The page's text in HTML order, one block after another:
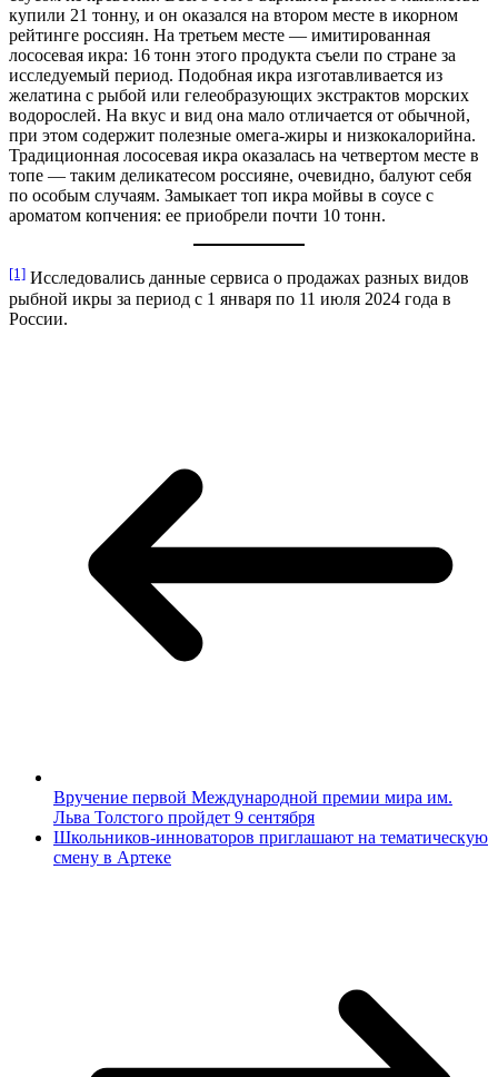
купили 21 тонну, и он оказался на втором месте в икорном
рейтинге россиян. На третьем месте — имитированная
лососевая икра: 16 тонн этого продукта съели по стране за
исследуемый период. Подобная икра изготавливается из
желатина с рыбой или гелеобразующих экстрактов морских
водорослей. На вкус и вид она мало отличается от обычной,
при этом содержит полезные омега-жиры и низкокалорийна.
Традиционная лососевая икра оказалась на четвертом месте в
топе — таким деликатесом россияне, очевидно, балуют себя
по особым случаям. Замыкает топ икра мойвы в соусе с
ароматом копчения: ее приобрели почти 10 тонн.
[1] Исследовались данные сервиса о продажах разных видов
рыбной икры за период с 1 января по 11 июля 2024 года в
России.
Вручение первой Международной премии мира им.
Льва Толстого пройдет 9 сентября
Школьников-инноваторов приглашают на тематическую
смену в Артеке